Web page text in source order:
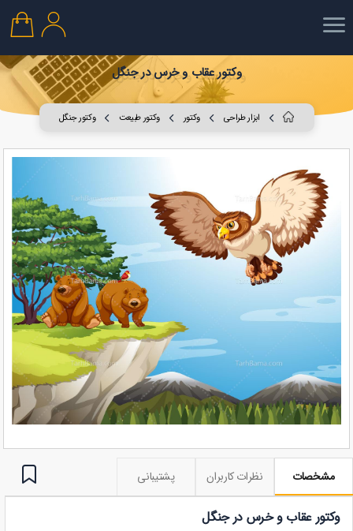
وکتور عقاب و خرس در جنگل
ابزار طراحی وکتور وکتور طبیعت وکتور جنگل
مشخصات نظرات کاربران پشتیبانی
وکتور عقاب و خرس در جنگل